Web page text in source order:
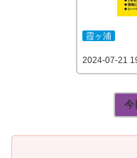
霞ヶ浦
2024-07-21
今